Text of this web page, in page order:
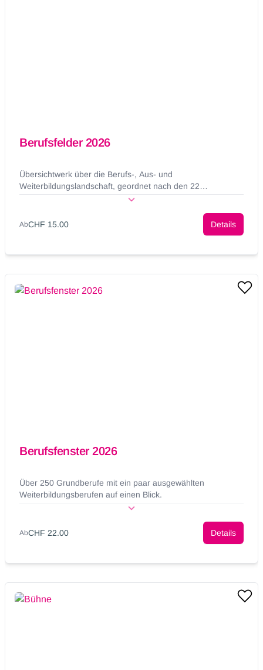
Berufsfelder 2026
Übersichtwerk über die Berufs-, Aus- und
Weiterbildungslandschaft, geordnet nach den 22
Berufsfeldern von Zihlmann.
AbCHF 15.00 Details
Berufsfenster 2026
Über 250 Grundberufe mit ein paar ausgewählten
Weiterbildungsberufen auf einen Blick.
AbCHF 22.00 Details